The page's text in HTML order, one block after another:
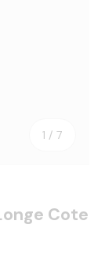
1 / de
7
Cote